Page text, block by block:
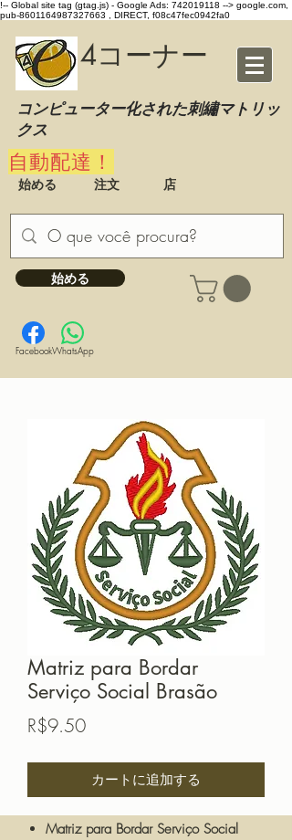
!-- Global site tag (gtag.js) - Google Ads: 742019118 --> google.com,
pub-8601164987327663 , DIRECT, f08c47fec0942fa0
4コーナー
コンピューター化された刺繡マトリッ
クス
自動配達！
始める 注文 店
始める
FacebookWhatsApp
Matriz para Bordar
Serviço Social Brasão
R$9.50価
カートに追加する
Matriz para Bordar Serviço Social